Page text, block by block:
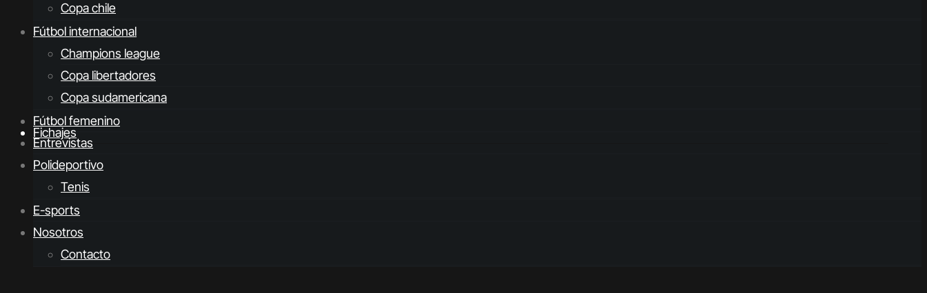
Copa chile
Fútbol internacional
Champions league
Copa libertadores
Copa sudamericana
Fútbol femenino
Entrevistas
Polideportivo
Tenis
E-sports
Nosotros
Contacto
Fichajes